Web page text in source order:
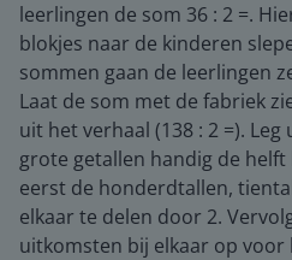
leerlingen de som 36 : 2 =.
blokjes naar de kinderen
sommen gaan de leerlingen
Laat de som met de fabriek
uit het verhaal (138 : 2 =).
grote getallen handig de
eerst de honderdtallen,
elkaar te delen door 2.
uitkomsten bij elkaar op